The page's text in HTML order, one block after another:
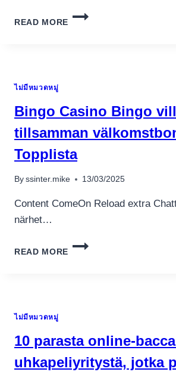
สินค้าตามแบรนด์
READ MORE
THE
FAVE
ANYTIME,
ANYWHERE
ไม่มีหมวดหมู่
Bingo Casino Bingo
tillsamman
Topplista
By ssinter.mike 13/03/2025
Content ComeOn Reload extra
närhet…
READ MORE
BINGO
ไม่มีหมวดหมู่
10 parasta online-
uhkapeliyritystä, jotka